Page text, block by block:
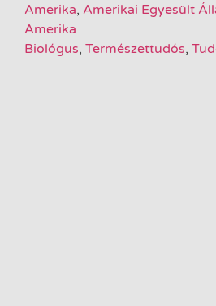
Amerika, Amerikai Egyesült
Amerika
Biológus, Természettudós,